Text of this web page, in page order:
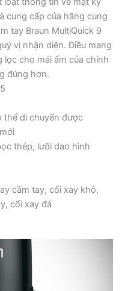
cung cấp của hãng cung
tay Braun MultiQuick 9
vị nhận diện. Điều mang
cho mái ấm của chính
đúng hơn.
thể di chuyển được
thép, lưỡi dao hình
cầm tay, cối xay khô,
cối xay đá